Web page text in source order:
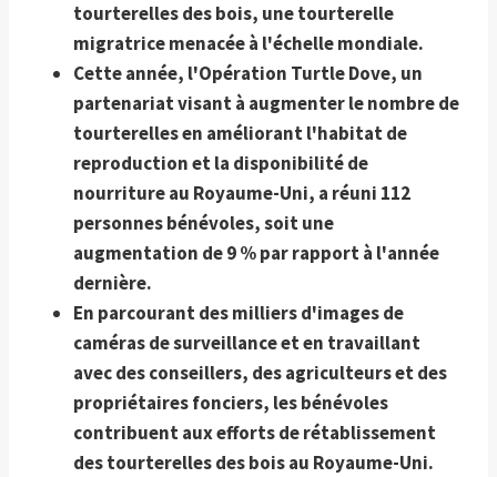
tourterelles des bois, une tourterelle
migratrice menacée à l'échelle mondiale.
Cette année, l'Opération Turtle Dove, un
partenariat visant à augmenter le nombre de
tourterelles en améliorant l'habitat de
reproduction et la disponibilité de
nourriture au Royaume-Uni, a réuni 112
personnes bénévoles, soit une
augmentation de 9 % par rapport à l'année
dernière.
En parcourant des milliers d'images de
caméras de surveillance et en travaillant
avec des conseillers, des agriculteurs et des
propriétaires fonciers, les bénévoles
contribuent aux efforts de rétablissement
des tourterelles des bois au Royaume-Uni.